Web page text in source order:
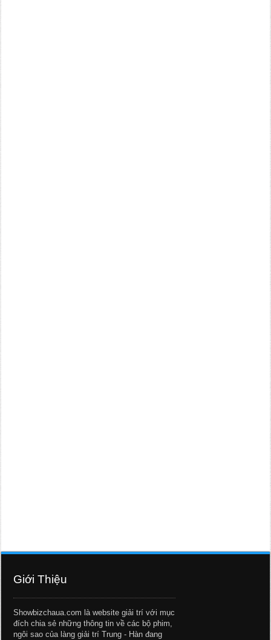
Giới Thiệu
Showbizchaua.com là website giải trí với mục
đích chia sẻ những thông tin về các bộ phim,
ngôi sao của làng giải trí Trung - Hàn đang